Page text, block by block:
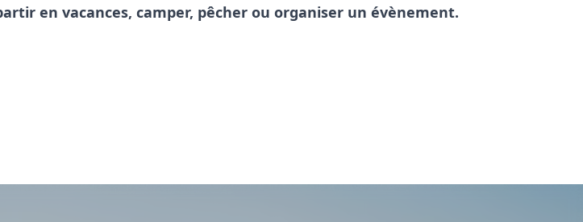
en vacances, camper, pêcher ou organiser un évènement.